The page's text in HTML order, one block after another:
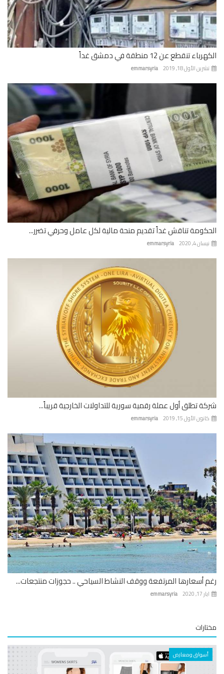
تنقطع عن 12 منطقة في دمشق غداً
emmarsyria الأول 18, 2019
تناقش غداً تقديم منحة مالية لكل عامل وحرفي تضرر...
emmarsyria 4, 2020
تطلق أول عملة رقمية سورية للتداولات الخارجية قريباً...
emmarsyria الأول 15, 2019
أسعارها المرتفعة ووقف النشاط السياحي .. حجوزات منتجعات...
emmarsyria
أسواق ومعارض